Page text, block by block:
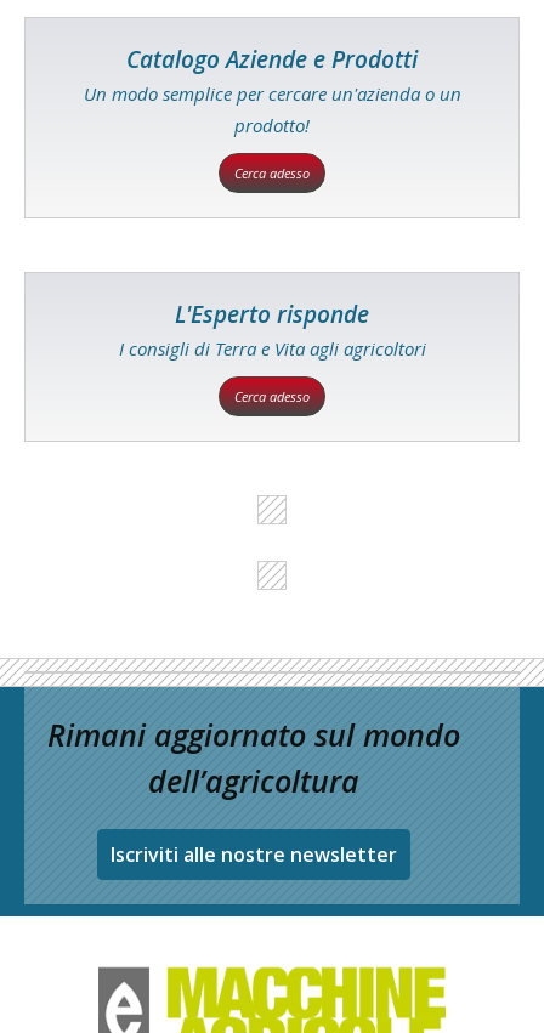
Catalogo Aziende e Prodotti
Un modo semplice per cercare un'azienda o un
prodotto!
Cerca adesso
L'Esperto risponde
I consigli di Terra e Vita agli agricoltori
Cerca adesso
Rimani aggiornato sul mondo
dell’agricoltura
Iscriviti alle nostre newsletter